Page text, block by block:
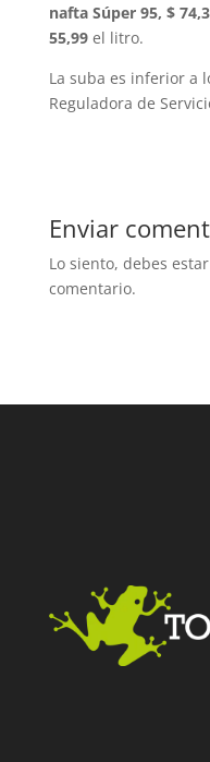
nafta Súper 95, $
55,99el litro.
La suba es inferior a
Reguladora de
Enviar
Lo siento, debes estar
comentario.